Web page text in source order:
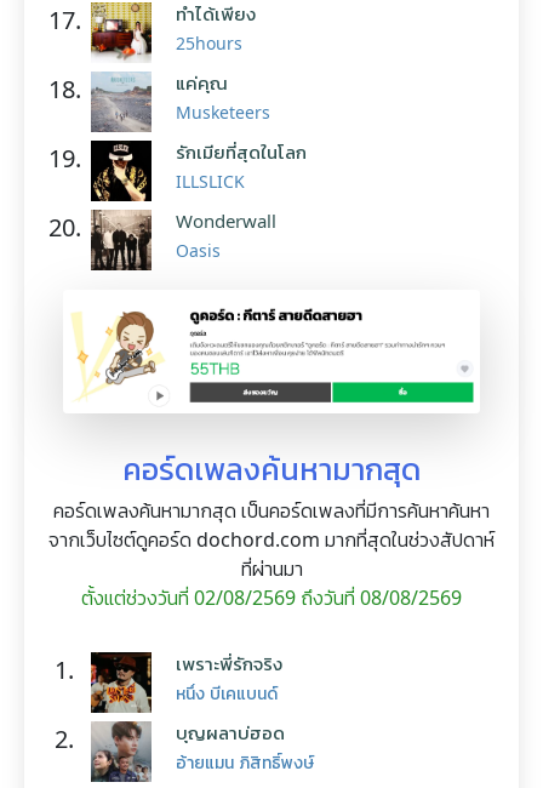
17. ทำได้เพียง
25hours
18. แค่คุณ
Musketeers
19. รักเมียที่สุดในโลก
ILLSLICK
20. Wonderwall
Oasis
คอร์ดเพลงค้นหามากสุด
คอร์ดเพลงค้นหามากสุด เป็นคอร์ดเพลงที่มีการค้นหาค้นหา
จากเว็บไซต์ดูคอร์ด dochord.com มากที่สุดในช่วงสัปดาห์
ที่ผ่านมา
ตั้งแต่ช่วงวันที่ 02/08/2569 ถึงวันที่ 08/08/2569
1. เพราะพี่รักจริง
หนึ่ง บีเคแบนด์
2. บุญผลาบ่ฮอด
อ้ายแมน ภิสิทธิ์พงษ์